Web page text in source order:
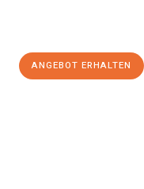
ANGEBOT ERHALTEN